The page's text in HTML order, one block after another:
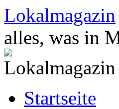
Zum
Inhalt
springen
Lokalmagazin
alles, was in
Startseite